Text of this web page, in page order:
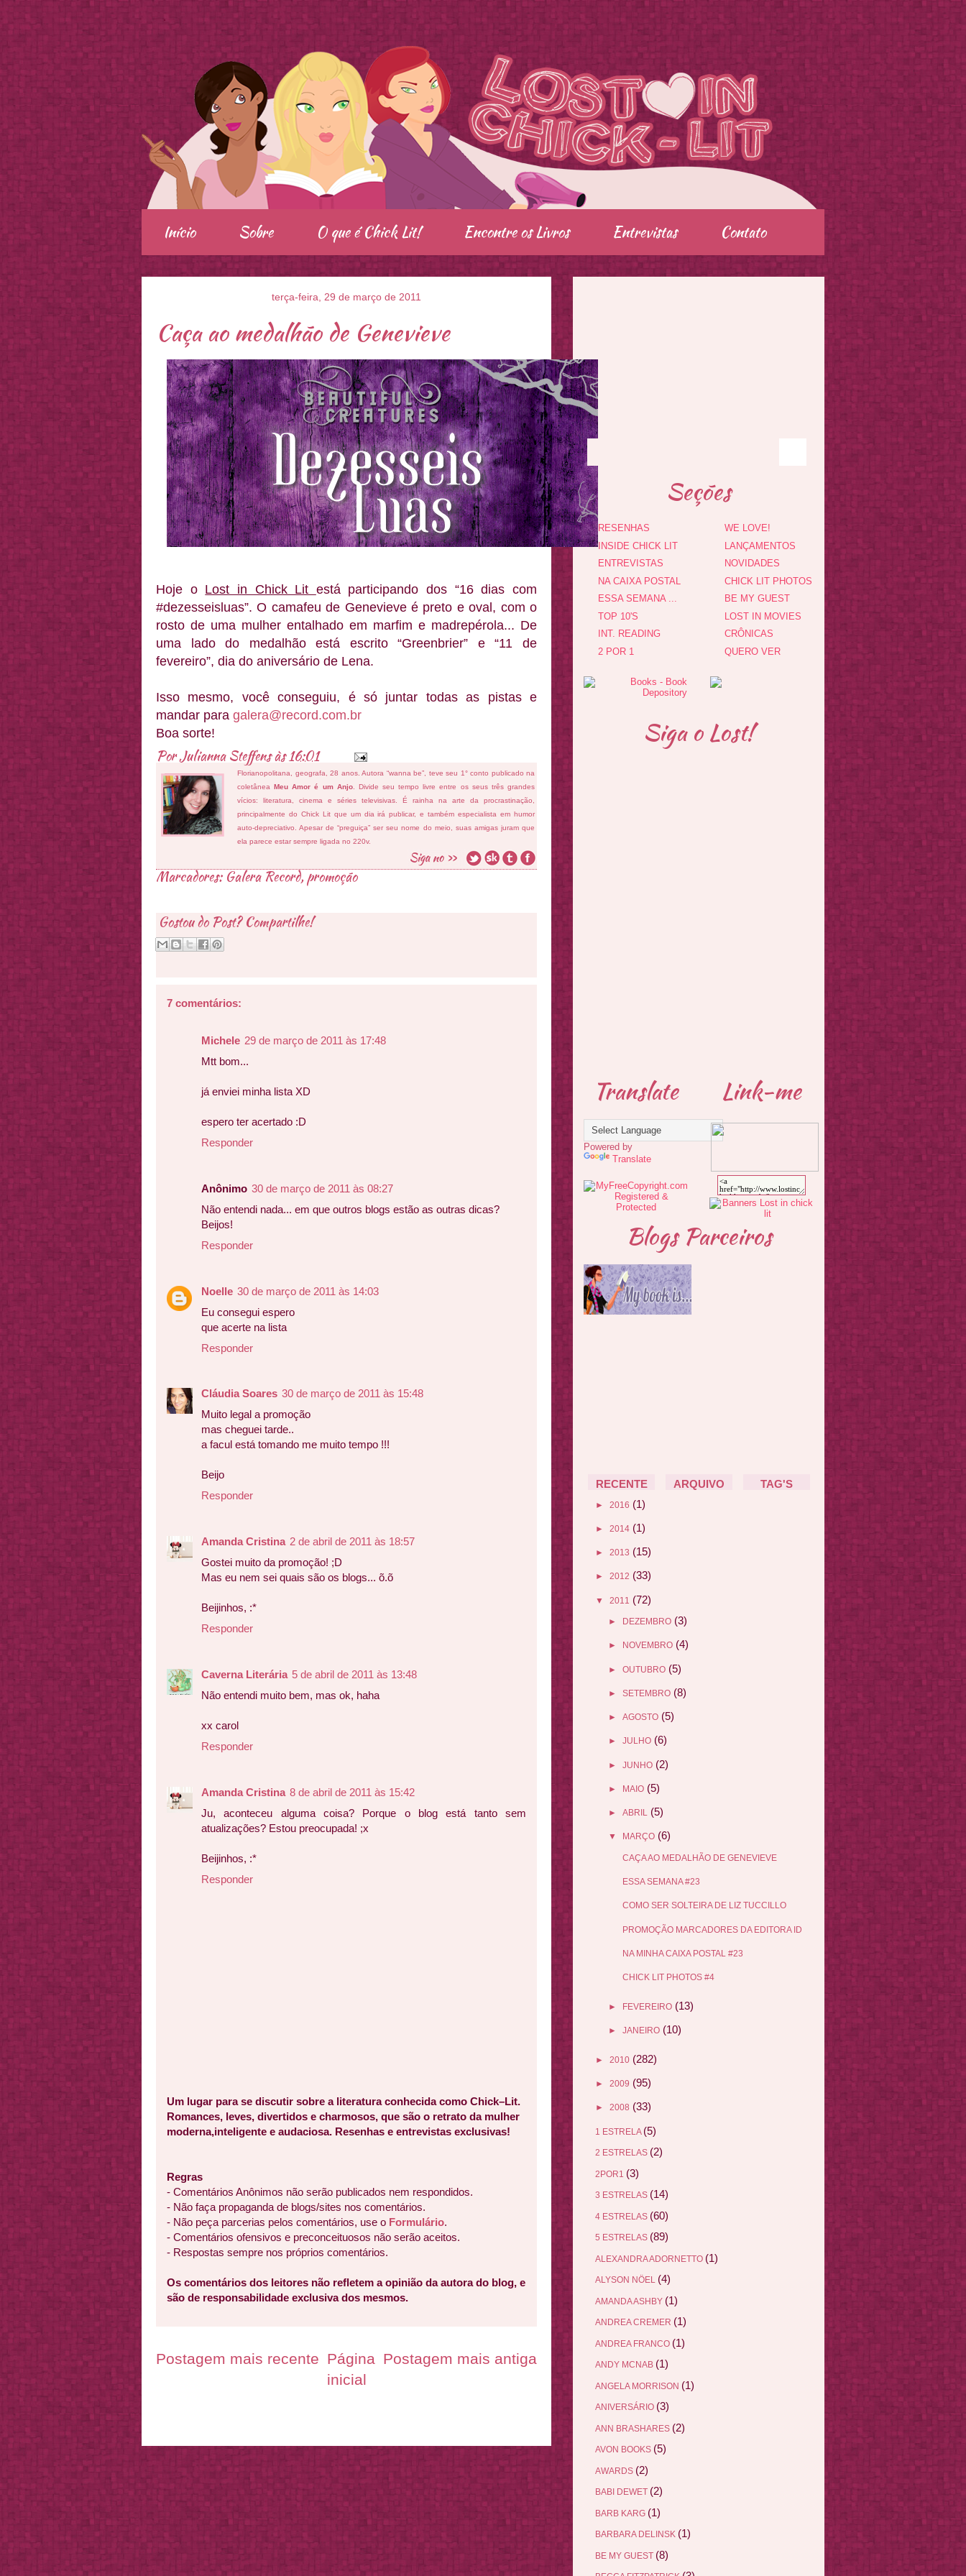
.
Início Sobre O que é Chick Lit! Encontre os Livros Entrevistas Contato
terça-feira, 29 de março de 2011
Caça ao medalhão de Genevieve
Hoje o Lost in Chick Lit está participando dos “16 dias com
#dezesseisluas”. O camafeu de Genevieve é preto e oval, com o
rosto de uma mulher entalhado em marfim e madrepérola... De
uma lado do medalhão está escrito “Greenbrier” e “11 de
fevereiro”, dia do aniversário de Lena.
Isso mesmo, você conseguiu, é só juntar todas as pistas e
mandar para galera@record.com.br
Boa sorte!
PorJulianna Steffensàs16:01
Florianopolitana, geografa, 28 anos. Autora “wanna be”, teve seu 1° conto publicado na
coletâneaMeu Amor é um Anjo. Divide seu tempo livre entre os seus três grandes
vícios: literatura, cinema e séries televisivas. É rainha na arte da procrastinação,
principalmente do Chick Lit que um dia irá publicar, e também especialista em humor
auto-depreciativo. Apesar de “preguiça” ser seu nome do meio, suas amigas juram que
ela parece estar sempre ligada no 220v.
Marcadores: Galera Record,promoção
Gostou do Post? Compartilhe!
7 comentários:
Michele 29 de março de 2011 às 17:48
Mtt bom...
já enviei minha lista XD
espero ter acertado :D
Responder
Anônimo 30 de março de 2011 às 08:27
Não entendi nada... em que outros blogs estão as outras dicas?
Beijos!
Responder
Noelle 30 de março de 2011 às 14:03
Eu consegui espero
que acerte na lista
Responder
Cláudia Soares 30 de março de 2011 às 15:48
Muito legal a promoção
mas cheguei tarde..
a facul está tomando me muito tempo !!!
Beijo
Responder
Amanda Cristina 2 de abril de 2011 às 18:57
Gostei muito da promoção! ;D
Mas eu nem sei quais são os blogs... õ.õ
Beijinhos, :*
Responder
Caverna Literária 5 de abril de 2011 às 13:48
Não entendi muito bem, mas ok, haha
xx carol
Responder
Amanda Cristina 8 de abril de 2011 às 15:42
Ju, aconteceu alguma coisa? Porque o blog está tanto sem
atualizações? Estou preocupada! ;x
Beijinhos, :*
Responder
Um lugar para se discutir sobre a literatura conhecida como Chick–Lit.
Romances, leves, divertidos e charmosos, que são o retrato da mulher
moderna,inteligente e audaciosa. Resenhas e entrevistas exclusivas!
Regras
- Comentários Anônimos não serão publicados nem respondidos.
- Não faça propaganda de blogs/sites nos comentários.
- Não peça parcerias pelos comentários, use o Formulário.
- Comentários ofensivos e preconceituosos não serão aceitos.
- Respostas sempre nos próprios comentários.
Os comentários dos leitores não refletem a opinião da autora do blog, e
são de responsabilidade exclusiva dos mesmos.
Postagem mais recente Postagem mais antiga
Página
inicial
Seções
RESENHAS
INSIDE CHICK LIT
ENTREVISTAS
NA CAIXA POSTAL
ESSA SEMANA ...
TOP 10'S
INT. READING
2 POR 1
WE LOVE!
LANÇAMENTOS
NOVIDADES
CHICK LIT PHOTOS
BE MY GUEST
LOST IN MOVIES
CRÔNICAS
QUERO VER
Siga o Lost!
Translate
Powered by
Translate
Link-me
Blogs Parceiros
RECENTE ARQUIVO TAG'S
► 2016 (1)
► 2014 (1)
► 2013 (15)
► 2012 (33)
▼ 2011 (72)
► DEZEMBRO (3)
► NOVEMBRO (4)
► OUTUBRO (5)
► SETEMBRO (8)
► AGOSTO (5)
► JULHO (6)
► JUNHO (2)
► MAIO (5)
► ABRIL (5)
▼ MARÇO (6)
CAÇA AO MEDALHÃO DE GENEVIEVE
ESSA SEMANA #23
COMO SER SOLTEIRA DE LIZ TUCCILLO
PROMOÇÃO MARCADORES DA EDITORA ID
NA MINHA CAIXA POSTAL #23
CHICK LIT PHOTOS #4
► FEVEREIRO (13)
► JANEIRO (10)
► 2010 (282)
► 2009 (95)
► 2008 (33)
1 ESTRELA (5)
2 ESTRELAS (2)
2POR1 (3)
3 ESTRELAS (14)
4 ESTRELAS (60)
5 ESTRELAS (89)
ALEXANDRA ADORNETTO (1)
ALYSON NÖEL (4)
AMANDA ASHBY (1)
ANDREA CREMER (1)
ANDREA FRANCO (1)
ANDY MCNAB (1)
ANGELA MORRISON (1)
ANIVERSÁRIO (3)
ANN BRASHARES (2)
AVON BOOKS (5)
AWARDS (2)
BABI DEWET (2)
BARB KARG (1)
BARBARA DELINSK (1)
BE MY GUEST (8)